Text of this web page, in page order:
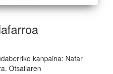
kanpaina: Nafar
Otsailaren